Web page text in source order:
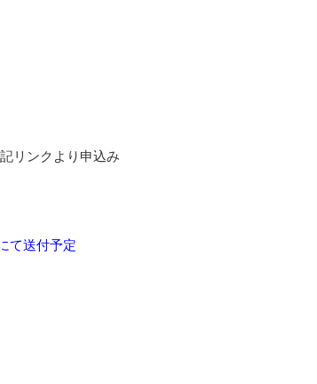
リンクより申込み
て送付予定